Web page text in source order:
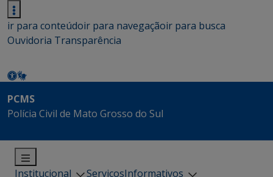
ir para conteúdoir para navegaçãoir para busca
Ouvidoria Transparência
PCMS
Polícia Civil de Mato Grosso do Sul
Institucional ServiçosInformativos